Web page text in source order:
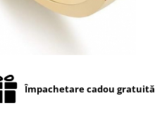
Împachetare cadou gratuită